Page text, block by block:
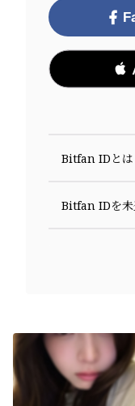

Bitfan IDとは
Bitfan IDを未